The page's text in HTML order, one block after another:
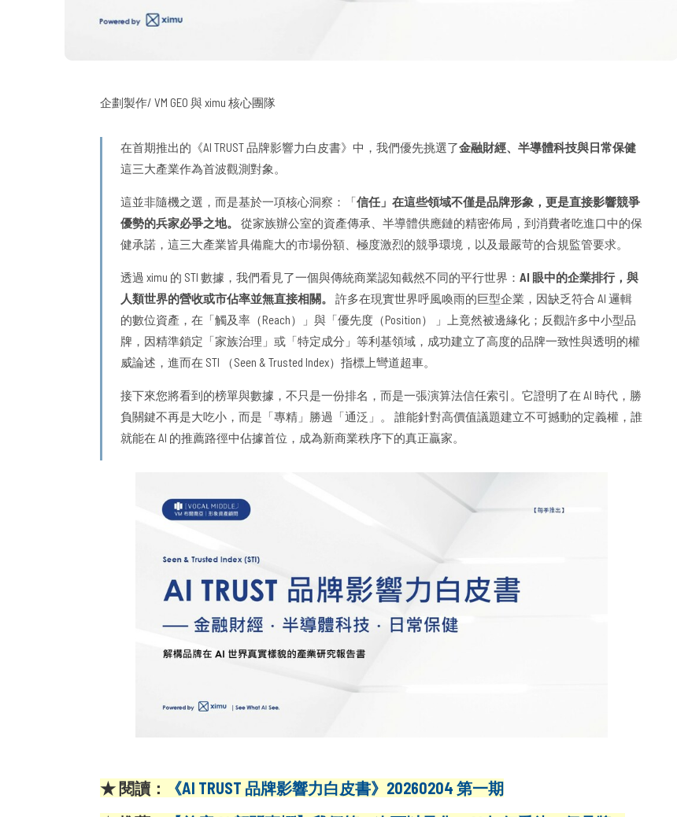
企劃製作/ VM GEO 與 ximu 核心團隊
在首期推出的《AI TRUST 品牌影響力白皮書》中，我們優先挑選了金融財經、半導體科技與日常保健
這三大產業作為首波觀測對象。
這並非隨機之選，而是基於一項核心洞察：「信任」在這些領域不僅是品牌形象，更是直接影響競爭
優勢的兵家必爭之地。 從家族辦公室的資產傳承、半導體供應鏈的精密佈局，到消費者吃進口中的保
健承諾，這三大產業皆具備龐大的市場份額、極度激烈的競爭環境，以及最嚴苛的合規監管要求。
透過 ximu 的 STI 數據，我們看見了一個與傳統商業認知截然不同的平行世界： AI 眼中的企業排行，與
人類世界的營收或市佔率並無直接相關。
許多在現實世界呼風喚雨的巨型企業，因缺乏符合 AI 邏輯
的數位資產，在「觸及率（Reach）」與「優先度（Position） 」上竟然被邊緣化；反觀許多中小型品
牌，因精準鎖定「家族治理」或「特定成分」等利基領域，成功建立了高度的品牌一致性與透明的權
威論述，進而在 STI （Seen & Trusted Index）指標上彎道超車。
接下來您將看到的榜單與數據，不只是一份排名，而是一張演算法信任索引。它證明了在 AI 時代，勝
負關鍵不再是大吃小，而是「專精」勝過「通泛」。 誰能針對高價值議題建立不可撼動的定義權，誰
就能在 AI 的推薦路徑中佔據首位，成為新商業秩序下的真正贏家。
★ 閱讀：
《AI TRUST 品牌影響力白皮書》20260204 第一期